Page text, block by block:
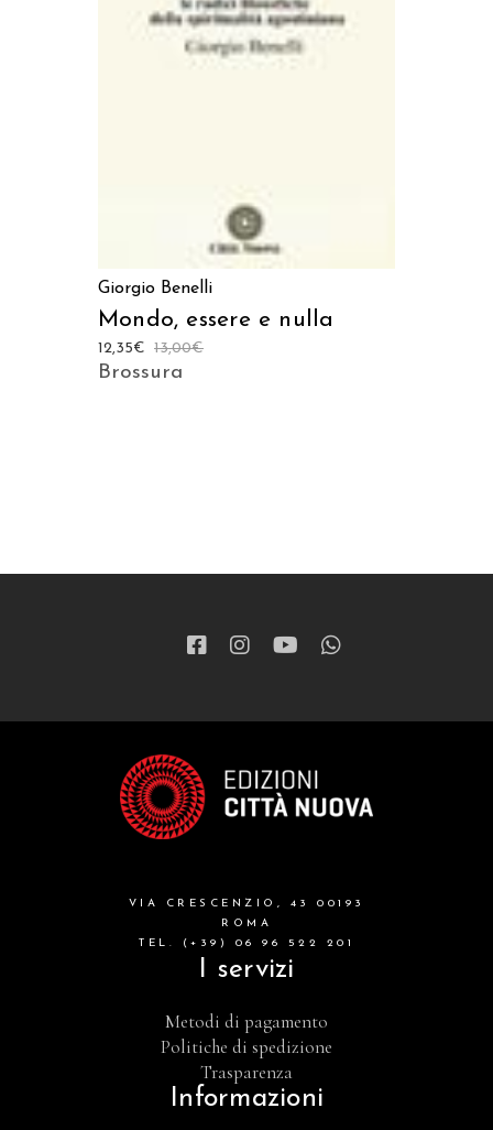
AGGIUNGI AL CARRELLO
Giorgio Benelli
Mondo, essere e nulla
13,00€
12,35€
Brossura
VIA CRESCENZIO, 43 00193
ROMA
TEL. (+39) 06 96 522 201
I servizi
Metodi di pagamento
Politiche di spedizione
Trasparenza
Informazioni